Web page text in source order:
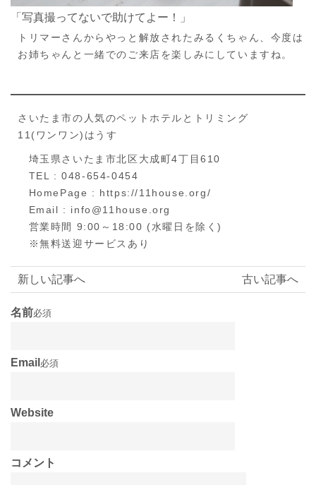
「写真撮ってないで助けてよー！」
トリマーさんからやっと解放されたみるくちゃん、今度は
お姉ちゃんと一緒でのご来店を楽しみにしていますね。
さいたま市の人気のペットホテルとトリミング
11(ワンワン)はうす
埼玉県さいたま市北区大成町4丁目610
TEL : 048-654-0454
HomePage : https://11house.org/
Email : info@11house.org
営業時間 9:00～18:00 (水曜日を除く)
※無料送迎サービスあり
古い記事へ
新しい記事へ
名前必須
Email 必須
Website
コメント